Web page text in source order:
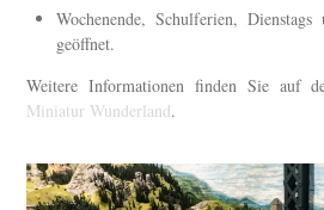
Wochenende, Schulferien,
geöffnet.
Weitere Informationen finden Sie auf
Miniatur Wunderland.